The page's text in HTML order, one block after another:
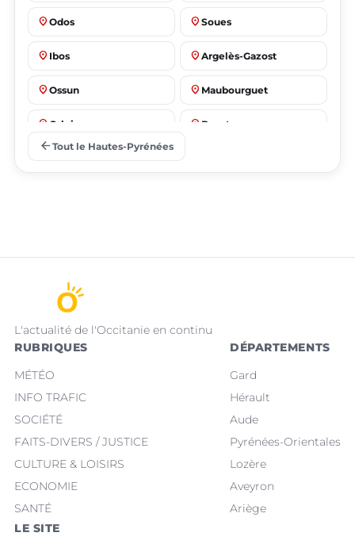
place Odos place Soues
place Ibos place Argelès-Gazost
place Ossun place Maubourguet
place Orleix place Bazet
arrow_back Tout le Hautes-Pyrénées
L'actualité de l'Occitanie en continu
RUBRIQUES
MÉTÉO
INFO TRAFIC
SOCIÉTÉ
FAITS-DIVERS / JUSTICE
CULTURE & LOISIRS
ECONOMIE
SANTÉ
DÉPARTEMENTS
Gard
Hérault
Aude
Pyrénées-Orientales
Lozère
Aveyron
Ariège
LE SITE